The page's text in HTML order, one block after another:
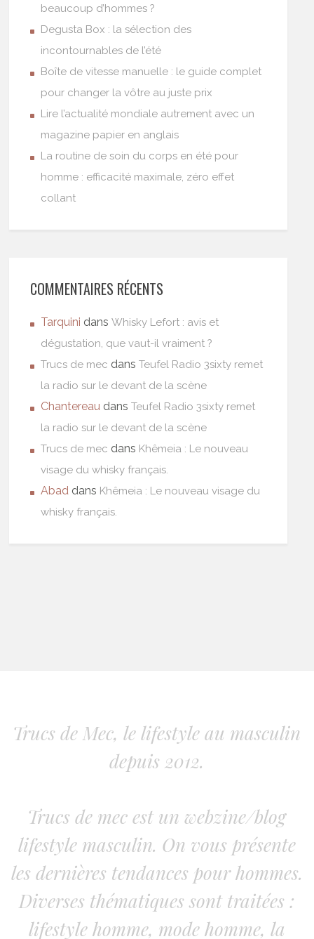
beaucoup d’hommes ?
Degusta Box : la sélection des
incontournables de l’été
Boîte de vitesse manuelle : le guide complet
pour changer la vôtre au juste prix
Lire l’actualité mondiale autrement avec un
magazine papier en anglais
La routine de soin du corps en été pour
homme : efficacité maximale, zéro effet
collant
COMMENTAIRES RÉCENTS
Tarquini dansWhisky Lefort : avis et
dégustation, que vaut-il vraiment ?
Trucs de mec dansTeufel Radio 3sixty remet
la radio sur le devant de la scène
Chantereau dansTeufel Radio 3sixty remet
la radio sur le devant de la scène
Trucs de mec dans Khêmeia : Le nouveau
visage du whisky français.
Abad dans Khêmeia : Le nouveau visage du
whisky français.
Trucs de Mec, le lifestyle au masculin
depuis 2012.
Trucs de mec est un webzine/blog
lifestyle masculin. On vous présente
les dernières tendances pour hommes.
Diverses thématiques sont traitées :
lifestyle homme, mode homme, la